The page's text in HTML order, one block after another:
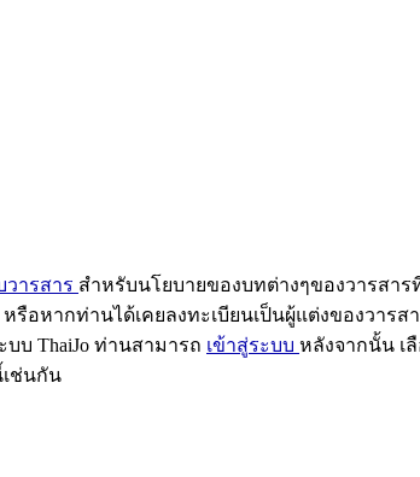
วารสาร สำหรับนโยบายของบทต่างๆของวารสา
อหากท่านได้เคยลงทะเบียนเป็นผู้แต่งของวารส
บ ThaiJo ท่านสามารถ เข้าสู่ระบบ หลังจากนั้น เ
ช่นกัน